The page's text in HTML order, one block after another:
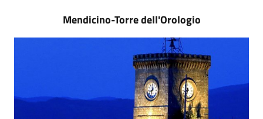
Mendicino-Torre dell'Orologio